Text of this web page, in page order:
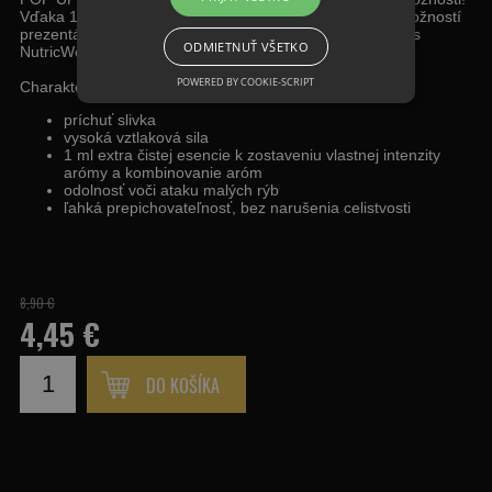
Vďaka 1 ml extra čistej exkluzívnej esencie, máte viac možností
prezentácie, či už samostatne alebo v kombinácii s boilies
NutricWorld.
Charakteristika:
príchuť slivka
vysoká vztlaková sila
1 ml extra čistej esencie k zostaveniu vlastnej intenzity
arómy a kombinovanie aróm
odolnosť voči ataku malých rýb
ľahká prepichovateľnosť, bez narušenia celistvosti
8,90 €
4,45 €
DO KOŠÍKA
ODMIETNUŤ VŠETKO
POWERED BY COOKIE-SCRIPT